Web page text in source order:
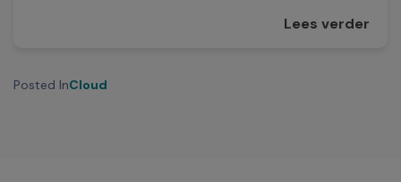
Lees verder
Posted InCloud